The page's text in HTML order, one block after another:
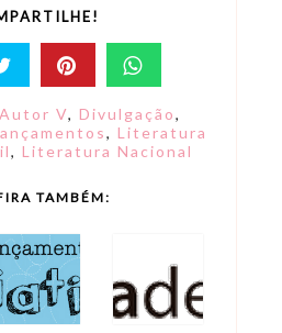
Autor V, Divulgação,
, Literatura
, Literatura Nacional
TAMBÉM: